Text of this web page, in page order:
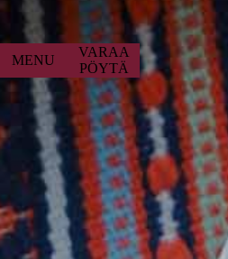
MENU
VARAA
PÖYTÄ